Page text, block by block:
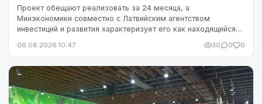
Проект обещают реализовать за 24 месяца, а
Минэкономики совместно с Латвийским агентством
инвестиций и развития характеризует его как находящийся
ни модель ракет, ни владелец технологий, ни
необходимого финансирования уже обеспечена и на чем
основан прогноз экспорта.
06.08.2026 10:47 30 0 0